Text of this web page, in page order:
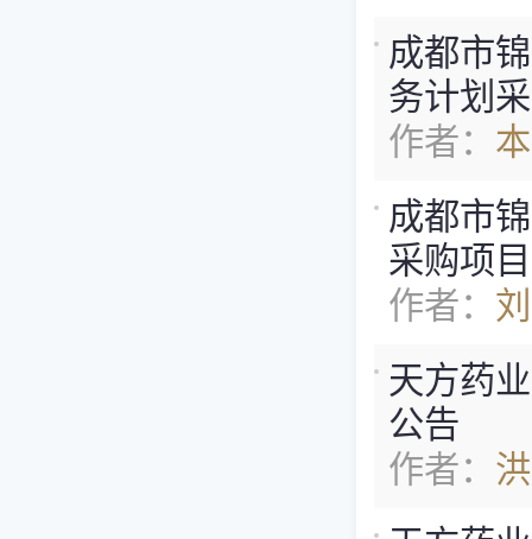
成都市
务计划
作者：
成都市
采购项
作者：
天方药
公告
作者：